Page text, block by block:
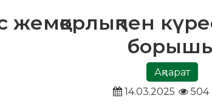
жемқорлықпен
Ақпарат
14.03.2025
504